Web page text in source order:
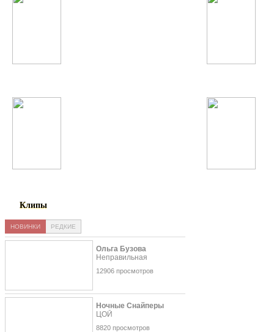
Клипы
НОВИНКИ РЕДКИЕ
Ольга Бузова
Неправильная
12906 просмотров
Ночные Снайперы
ЦОЙ
8820 просмотров